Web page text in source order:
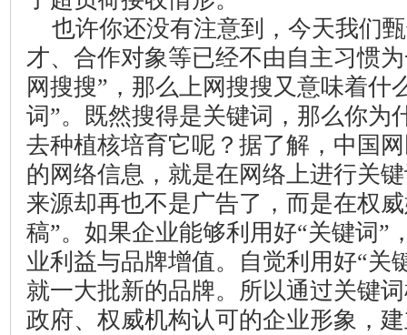
也许你还没有注意到，今天我们
才、合作对象等已经不由自主习惯
网搜搜”，那么上网搜搜又意味着什
词”。既然搜得是关键词，那么你为
去种植核培育它呢？据了解，中国
的网络信息，就是在网络上进行关
来源却再也不是广告了，而是在权
稿”。如果企业能够利用好“关键词”
业利益与品牌增值。自觉利用好“关
就一大批新的品牌。所以通过关键
政府、权威机构认可的企业形象，